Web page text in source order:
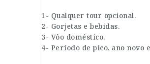
1- Qualquer tour opcional.
2- Gorjetas e bebidas.
3- Vôo doméstico.
4- Período de pico, ano novo